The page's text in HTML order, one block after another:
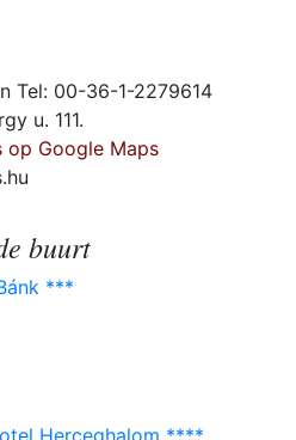
Tel: 00-36-1-2279614
u. 111.
op Google Maps
buurt
***